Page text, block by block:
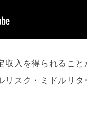
収入を得られるこ
スク・ミドルリタ